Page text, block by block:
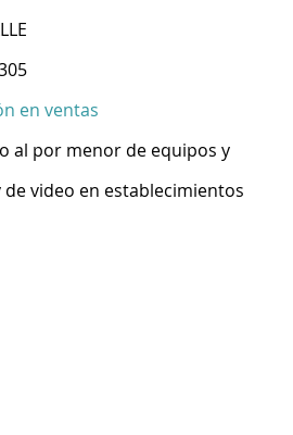
en ventas
al por menor de equipos y
video en establecimientos